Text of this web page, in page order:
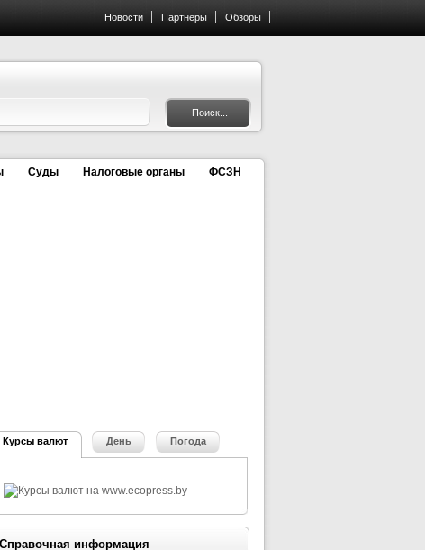
Новости Партнеры Обзоры
Суды Налоговые органы ФСЗН
Курсы валют День Погода
Справочная информация